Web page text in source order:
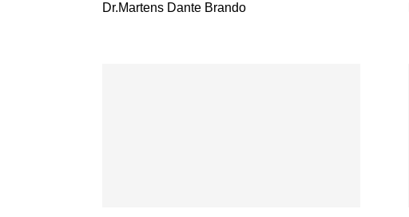
Dr.Martens Dante Brando